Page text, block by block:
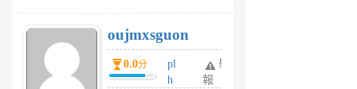
個
月
前
個
月
前
oujmxsguon
0.0分
pl
h
舉
報